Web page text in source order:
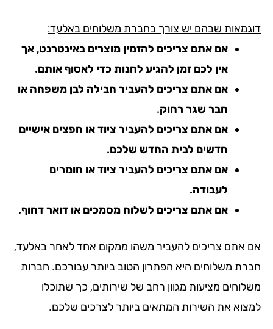
שבהם יש צורך בחברת משלוחים באלעד:
אם אתם צריכים להזמין מוצרים באינטרנט, אך
אין לכם זמן להגיע לחנות כדי לאסוף אותם.
אם אתם צריכים להעביר חבילה לבן משפחה או
חבר שגר רחוק.
אם אתם צריכים להעביר ציוד או חפצים אישיים
חדשים לבית החדש שלכם.
אם אתם צריכים להעביר ציוד או חומרים
לעבודה.
אם אתם צריכים לשלוח מסמכים או דואר דחוף.
אתם צריכים להעביר משהו ממקום אחד לאחר באלעד,
משלוחים היא הפתרון הטוב ביותר עבורכם. חברות
מציעות מגוון רחב של שירותים, כך שתוכלו
את השירות המתאים ביותר לצרכים שלכם.